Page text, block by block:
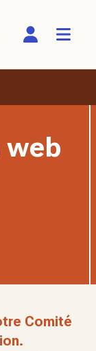
web
Comité